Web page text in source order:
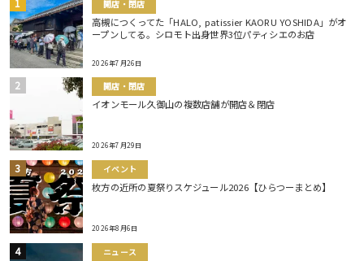
開店・閉店
高槻につくってた「HALO, patissier KAORU YOSHIDA」がオ
ープンしてる。シロモト出身世界3位パティシエのお店
2026年7月26日
開店・閉店
イオンモール久御山の複数店舗が開店＆閉店
2026年7月29日
イベント
枚方の近所の夏祭りスケジュール2026【ひらつーまとめ】
2026年8月6日
ニュース